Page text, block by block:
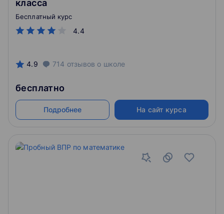
класса
4.4
Бесплатный курс
4.9 714 отзывов о школе
бесплатно
Подробнее На сайт курса